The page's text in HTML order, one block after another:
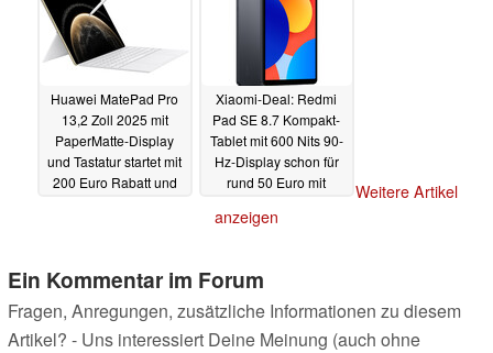
Huawei MatePad Pro
13,2 Zoll 2025 mit
PaperMatte-Display
und Tastatur startet mit
200 Euro Rabatt und
Xiaomi-Deal: Redmi
Pad SE 8.7 Kompakt-
Tablet mit 600 Nits 90-
Hz-Display schon für
rund 50 Euro mit
19.02.2025
Weitere Artikel
anzeigen
Ein Kommentar im Forum
Fragen, Anregungen, zusätzliche Informationen zu diesem
Artikel? - Uns interessiert Deine Meinung (auch ohne